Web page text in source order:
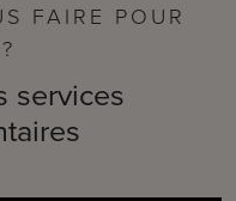
FAIRE POUR
services